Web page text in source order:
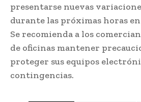
presentarse nuevas
durante las próximas horas
Se recomienda a los
de oficinas mantener
proteger sus equipos
contingencias.